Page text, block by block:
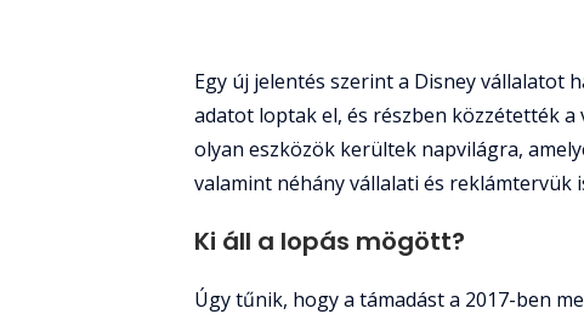
Egy új jelentés szerint a Disney vállalatot
adatot loptak el, és részben közzétették
olyan eszközök kerültek napvilágra,
valamint néhány vállalati és reklámtervük
Ki áll a lopás mögött?
Úgy tűnik, hogy a támadást a 2017-ben